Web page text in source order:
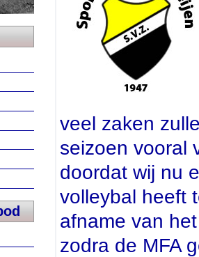
veel zaken
seizoen vooral
doordat wij nu
volleybal heeft
afname van
zodra de MFA